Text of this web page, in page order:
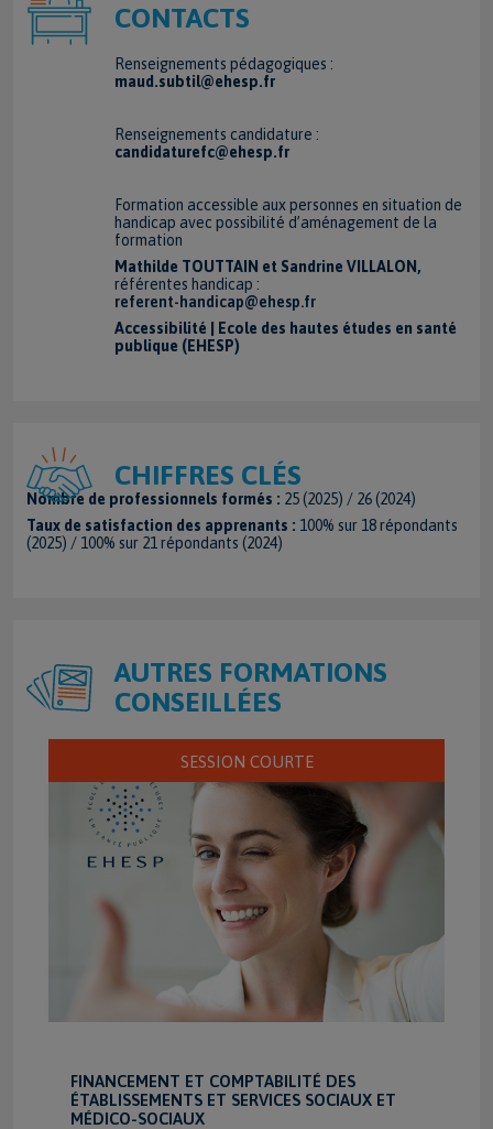
CONTACTS
Renseignements pédagogiques :
maud.subtil@ehesp.fr
Renseignements candidature :
candidaturefc@ehesp.fr
Formation accessible aux personnes en situation de
handicap avec possibilité d’aménagement de la
formation
Mathilde TOUTTAIN et Sandrine VILLALON,
référentes handicap :
referent-handicap@ehesp.fr
Accessibilité | Ecole des hautes études en santé
publique (EHESP)
CHIFFRES CLÉS
Nombre de professionnels formés : 25 (2025) / 26 (2024)
Taux de satisfaction des apprenants : 100% sur 18 répondants
(2025) / 100% sur 21 répondants (2024)
AUTRES FORMATIONS
CONSEILLÉES
SESSION COURTE
FINANCEMENT ET COMPTABILITÉ DES
ÉTABLISSEMENTS ET SERVICES SOCIAUX ET
MÉDICO-SOCIAUX